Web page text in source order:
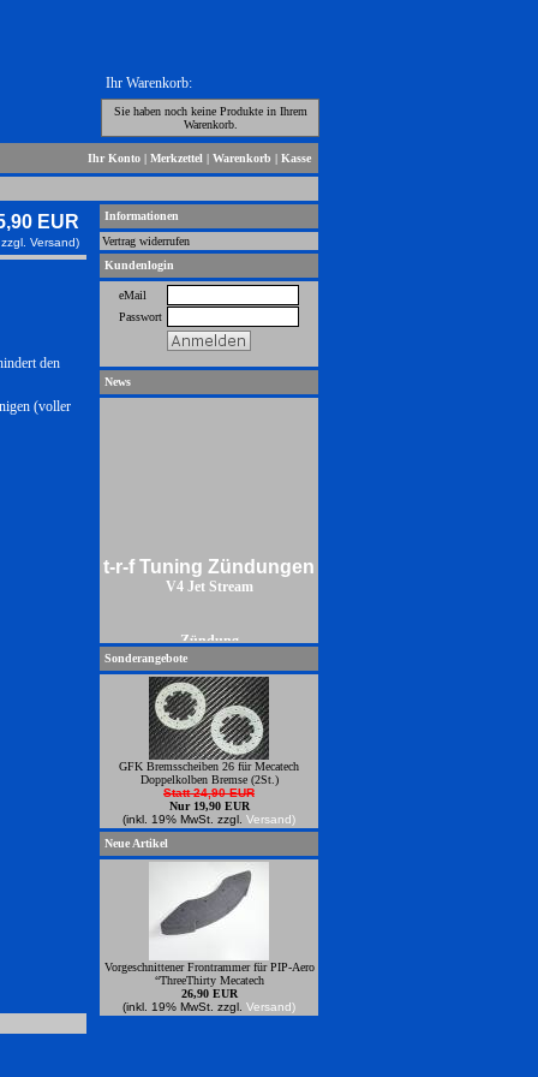
Ihr Warenkorb:
Sie haben noch keine Produkte in Ihrem
Warenkorb.
Ihr Konto | Merkzettel | Warenkorb | Kasse
EUR
Versand)
den
(voller
Informationen
Vertrag widerrufen
Kundenlogin
eMail
Passwort
News
t-r-f Tuning Zündungen
V4 Jet Stream
Sonderangebote
GFK Bremsscheiben 26 für Mecatech
Doppelkolben Bremse (2St.)
Statt 24,90 EUR
Nur 19,90 EUR
(inkl. 19% MwSt. zzgl. Versand)
Neue Artikel
Vorgeschnittener Frontrammer für PIP-Aero
“ThreeThirty Mecatech
26,90 EUR
(inkl. 19% MwSt. zzgl. Versand)